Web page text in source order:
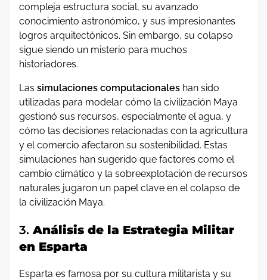
compleja estructura social, su avanzado
conocimiento astronómico, y sus impresionantes
logros arquitectónicos. Sin embargo, su colapso
sigue siendo un misterio para muchos
historiadores.
Las simulaciones computacionales han sido
utilizadas para modelar cómo la civilización Maya
gestionó sus recursos, especialmente el agua, y
cómo las decisiones relacionadas con la agricultura
y el comercio afectaron su sostenibilidad. Estas
simulaciones han sugerido que factores como el
cambio climático y la sobreexplotación de recursos
naturales jugaron un papel clave en el colapso de
la civilización Maya.
3.Análisis de la Estrategia Militar
en Esparta
Esparta es famosa por su cultura militarista y su